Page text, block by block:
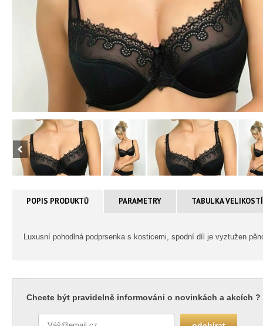
POPIS PRODUKTŮ PARAMETRY TABULKA
Luxusní pohodlná podprsenka s kosticemi, spodní díl je vyztužen
Chcete být pravidelně informováni o novinkách a akcích ?